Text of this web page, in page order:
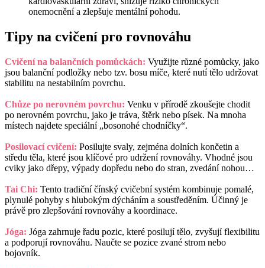
onemocnění a zlepšuje mentální pohodu.
Tipy na cvičení pro rovnováhu
Cvičení na balančních pomůckách: Využijte různé pomůcky, jako
jsou balanční podložky nebo tzv. bosu míče, které nutí tělo udržovat
stabilitu na nestabilním povrchu.
Chůze po nerovném povrchu: Venku v přírodě zkoušejte chodit
po nerovném povrchu, jako je tráva, štěrk nebo písek. Na mnoha
místech najdete speciální „bosonohé chodníčky“.
Posilovací cvičení: Posilujte svaly, zejména dolních končetin a
středu těla, které jsou klíčové pro udržení rovnováhy. Vhodné jsou
cviky jako dřepy, výpady dopředu nebo do stran, zvedání nohou…
Tai Chi: Tento tradiční čínský cvičební systém kombinuje pomalé,
plynulé pohyby s hlubokým dýcháním a soustředěním. Účinný je
právě pro zlepšování rovnováhy a koordinace.
Jóga: Jóga zahrnuje řadu pozic, které posilují tělo, zvyšují flexibilitu
a podporují rovnováhu. Naučte se pozice zvané strom nebo
bojovník.